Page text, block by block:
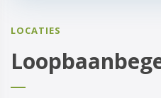
LOCATIES